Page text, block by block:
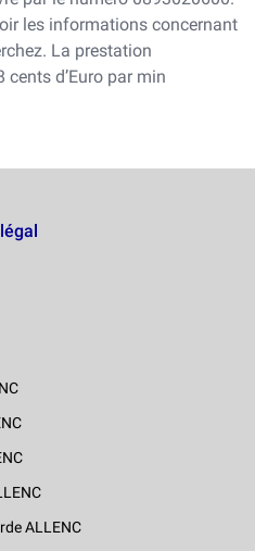
les informations concernant
La prestation
d’Euro par min
ALLENC